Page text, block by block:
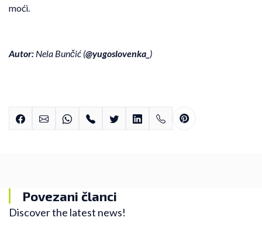
moći.
Autor: Nela Bunčić (@yugoslovenka )
Povezani članci
Discover the latest news!